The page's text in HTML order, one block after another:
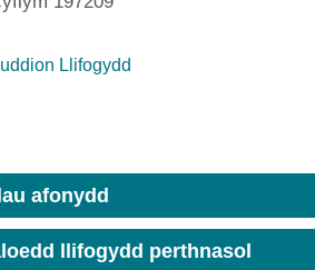
Llifogydd
afonydd
llifogydd perthnasol